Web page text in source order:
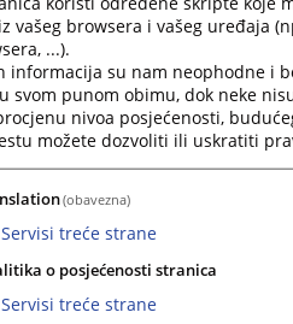
Uni).
Vlade Republike Srpske o
i Okružnog privrednog
Srpske“, br. 86/16),
godine.
Visokog sudskog i tužilačkog
Okružnog privrednog
određeno da predsjednik suda
Visokog sudskog i
privrednog suda u
da imenovane sudije stupaju
vašeg browsera i vašeg uređaja
...).
informacija su nam neophodne i
svom punom obimu, dok neke
nivoa posjećenosti,
možete dozvoliti ili uskratiti
(obavezna)
Servisi treće strane
o posjećenosti stranica
Servisi treće strane